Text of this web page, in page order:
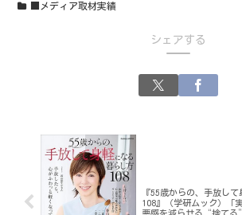
■メディア取材実績
シェアする
『55歳からの、手放し
108』（学研ムック）「
悪感を減らせる“捨てる